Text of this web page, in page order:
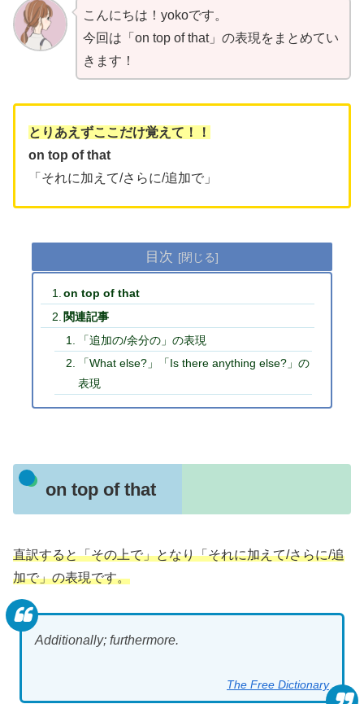
こんにちは！yokoです。
今回は「on top of that」の表現をまとめてい
きます！
とりあえずここだけ覚えて！！
on top of that
「それに加えて/さらに/追加で」
目次
on top of that
関連記事
「追加の/余分の」の表現
「What else?」「Is there anything else?」の
表現
on top of that
直訳すると「その上で」となり「それに加えて/さらに/追
加で」の表現です。
Additionally; furthermore.
The Free Dictionary